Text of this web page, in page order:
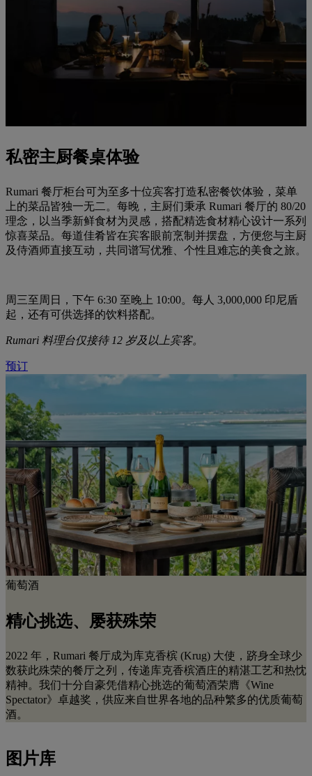
私密主厨餐桌体验
Rumari 餐厅柜台可为至多十位宾客打造私密餐饮体验，菜单
上的菜品皆独一无二。每晚，主厨们秉承 Rumari 餐厅的 80/20
理念，以当季新鲜食材为灵感，搭配精选食材精心设计一系列
惊喜菜品。每道佳肴皆在宾客眼前烹制并摆盘，方便您与主厨
及侍酒师直接互动，共同谱写优雅、个性且难忘的美食之旅。
周三至周日，下午 6:30 至晚上 10:00。每人 3,000,000 印尼盾
起，还有可供选择的饮料搭配。
Rumari 料理台仅接待 12 岁及以上宾客。
预订
葡萄酒
精心挑选、屡获殊荣
2022 年，Rumari 餐厅成为库克香槟 (Krug) 大使，跻身全球少
数获此殊荣的餐厅之列，传递库克香槟酒庄的精湛工艺和热忱
精神。我们十分自豪凭借精心挑选的葡萄酒荣膺《Wine
Spectator》卓越奖，供应来自世界各地的品种繁多的优质葡萄
酒。
图片库